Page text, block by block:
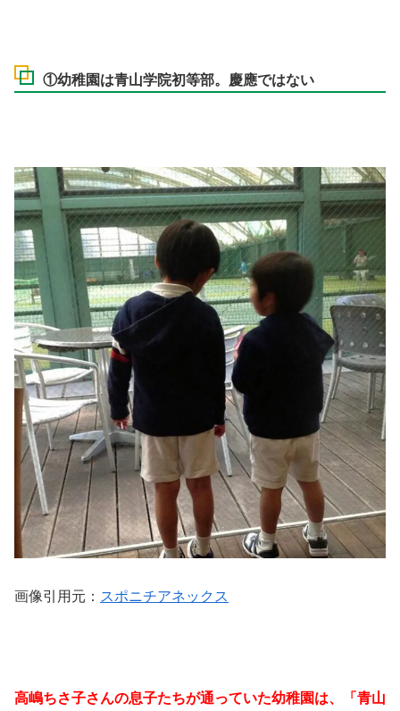
①幼稚園は青山学院初等部。慶應ではない
画像引用元： スポニチアネックス
高嶋ちさ子さんの息子たちが通っていた幼稚園は、「青山